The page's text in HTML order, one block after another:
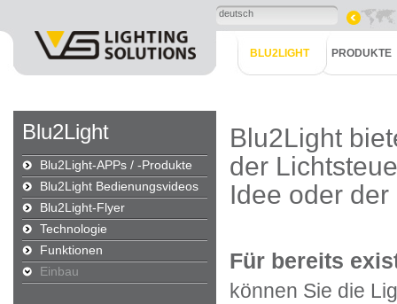
deutsch
BLU2LIGHT PRODUKTE
Blu2Light
Blu2Light-APPs / -Produkte
Blu2Light Bedienungsvideos
Blu2Light-Flyer
Technologie
Funktionen
Einbau
Blu2Light
der
Idee oder
Für bereits
können Sie die